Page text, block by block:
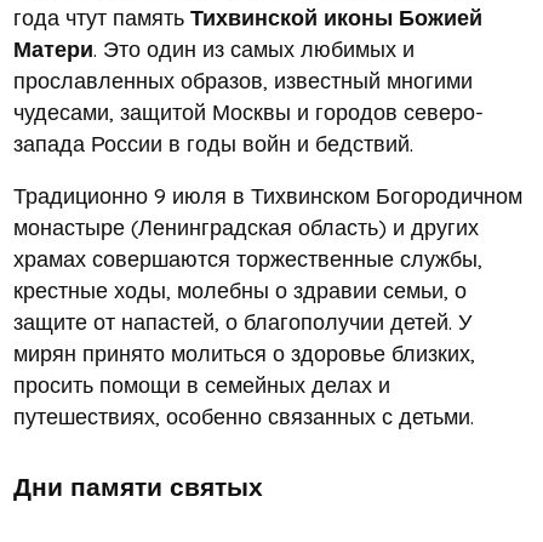
года чтут память Тихвинской иконы Божией
Матери. Это один из самых любимых и
прославленных образов, известный многими
чудесами, защитой Москвы и городов северо-
запада России в годы войн и бедствий.
Традиционно 9 июля в Тихвинском Богородичном
монастыре (Ленинградская область) и других
храмах совершаются торжественные службы,
крестные ходы, молебны о здравии семьи, о
защите от напастей, о благополучии детей. У
мирян принято молиться о здоровье близких,
просить помощи в семейных делах и
путешествиях, особенно связанных с детьми.
Дни памяти святых